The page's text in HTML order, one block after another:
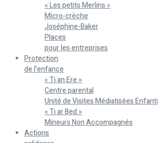
« Les petits Merlins »
Micro-crèche
Joséphine-Baker
Places
pour les entreprises
Protection
de l’enfance
« Ti an Ere »
Centre parental
Unité de Visites Médiatisées
« Ti ar Bed »
Mineurs Non Accompagnés
Actions